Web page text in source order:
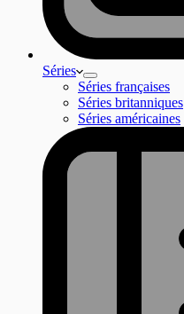
Séries
Séries françaises
Séries britanniques
Séries américaines